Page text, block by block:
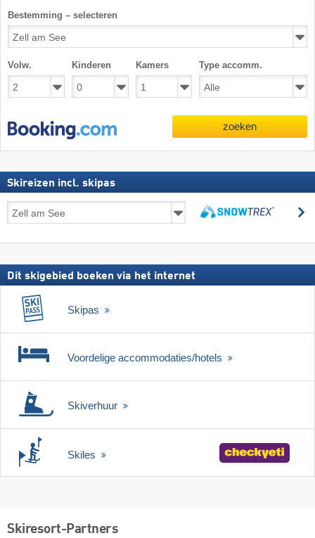
Bestemming – selecteren
Volw. Kinderen Kamers Type accomm.
zoeken
Skireizen incl. skipas
Skireizen
incl.
Dit skigebied boeken via het internet
Skipas
Voordelige accommodaties/hotels
Skiverhuur
Skiles
Skiresort-Partners